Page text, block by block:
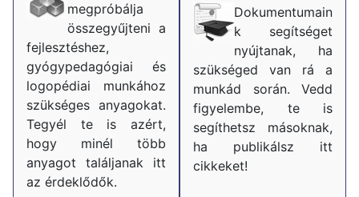
megpróbálja
összegyűjteni a
fejlesztéshez,
gyógypedagógiai és
logopédiai munkához
szükséges anyagokat.
Tegyél te is azért,
hogy minél több
anyagot találjanak itt
az érdeklődők.
Dokumentumain
k segítséget
nyújtanak, ha
szükséged van rá a
munkád során. Vedd
figyelembe, te is
segíthetsz másoknak,
ha publikálsz itt
cikkeket!